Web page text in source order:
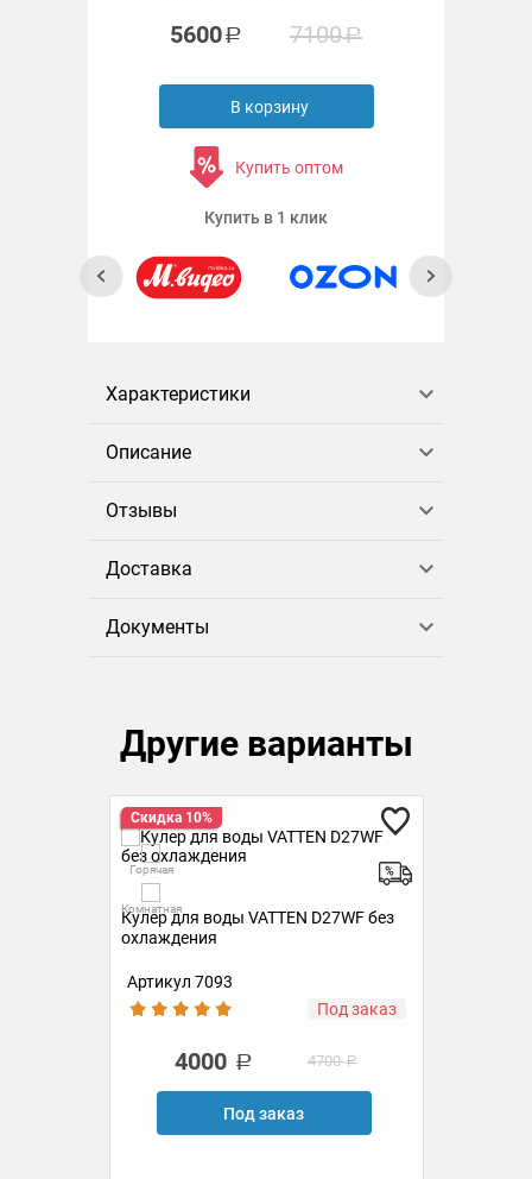
5600 7100
В корзину
Купить оптом
Купить в 1 клик
Характеристики
Описание
Отзывы
Доставка
Документы
Другие варианты
Скидка 10%
Горячая
Комнатная
Кулер для воды VATTEN D27WF без
охлаждения
Артикул 7093
Под заказ
4000 4700
Под заказ